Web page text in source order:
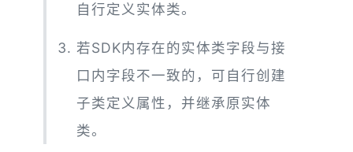
自行定义实体类。
若SDK内存在的实体类字段与接
口内字段不一致的，可自行创建
子类定义属性，并继承原实体
类。